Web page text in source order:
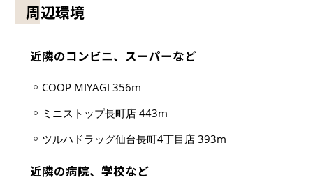
周辺環境
近隣のコンビニ、スーパーなど
COOP MIYAGI 356m
ミニストップ長町店 443m
ツルハドラッグ仙台長町4丁目店 393m
近隣の病院、学校など